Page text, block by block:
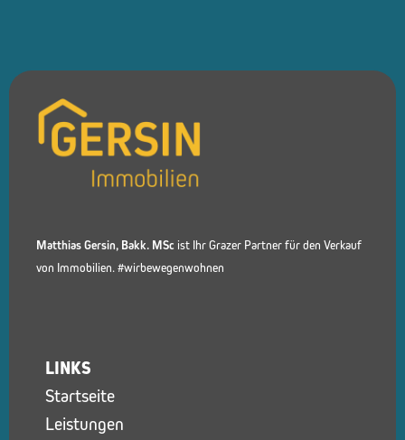
Matthias Gersin, Bakk. MSc ist Ihr Grazer Partner für den Verkauf
von Immobilien. #wirbewegenwohnen
LINKS
Startseite
Leistungen